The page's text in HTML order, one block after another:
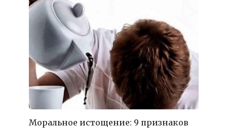
Моральное истощение: 9 признаков